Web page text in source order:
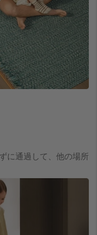
に通過して、他の場所